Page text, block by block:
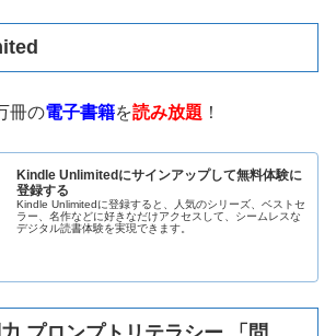
冊の電子書籍を読み放題 ！
Kindle Unlimitedにサインアップして無料体験に
登録する
Kindle Unlimitedに登録すると、人気のシリーズ、ベストセ
ラー、名作などに好きなだけアクセスして、シームレスな
デジタル読書体験を実現できます。